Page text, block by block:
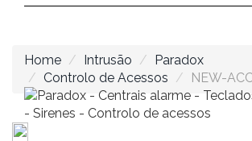
Home Intrusão
Paradox
Controlo de Acessos
NEW-